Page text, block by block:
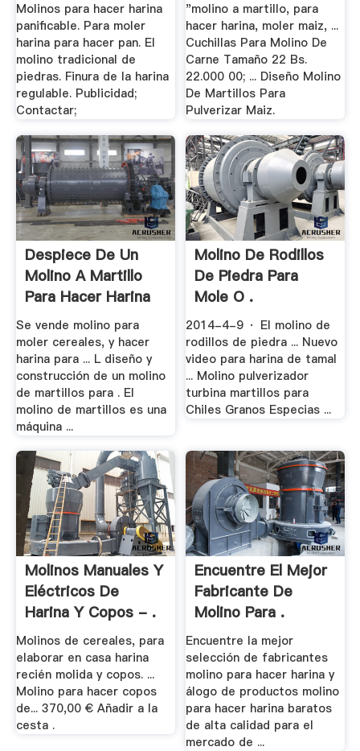
Molinos para hacer harina
panificable. Para moler
harina para hacer pan. El
molino tradicional de
piedras. Finura de la harina
regulable. Publicidad;
Contactar;
"molino a martillo, para
hacer harina, moler maiz, ...
Cuchillas Para Molino De
Carne Tamaño 22 Bs.
22.000 00; ... Diseño Molino
De Martillos Para
Pulverizar Maiz.
Despiece De Un
Molino A Martillo
Para Hacer Harina
Se vende molino para
moler cereales, y hacer
harina para ... L diseño y
construcción de un molino
de martillos para . El
molino de martillos es una
máquina ...
Molino De Rodillos
De Piedra Para
Mole O .
2014-4-9 · El molino de
rodillos de piedra ... Nuevo
video para harina de tamal
... Molino pulverizador
turbina martillos para
Chiles Granos Especias ...
Molinos Manuales Y
Eléctricos De
Harina Y Copos - .
Molinos de cereales, para
elaborar en casa harina
recién molida y copos. ...
Molino para hacer copos
de... 370,00 € Añadir a la
cesta .
Encuentre El Mejor
Fabricante De
Molino Para .
Encuentre la mejor
selección de fabricantes
molino para hacer harina y
álogo de productos molino
para hacer harina baratos
de alta calidad para el
mercado de ...